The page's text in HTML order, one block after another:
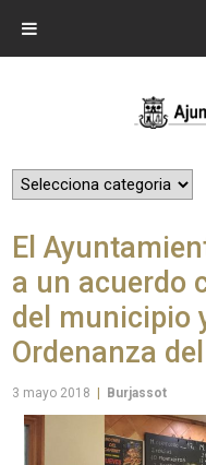
El
a un acuerdo
del municipio
Ordenanza
3 mayo 2018 Burjassot